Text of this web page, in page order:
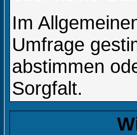
Im
Umfrage
abstimmen
Sorgfalt.